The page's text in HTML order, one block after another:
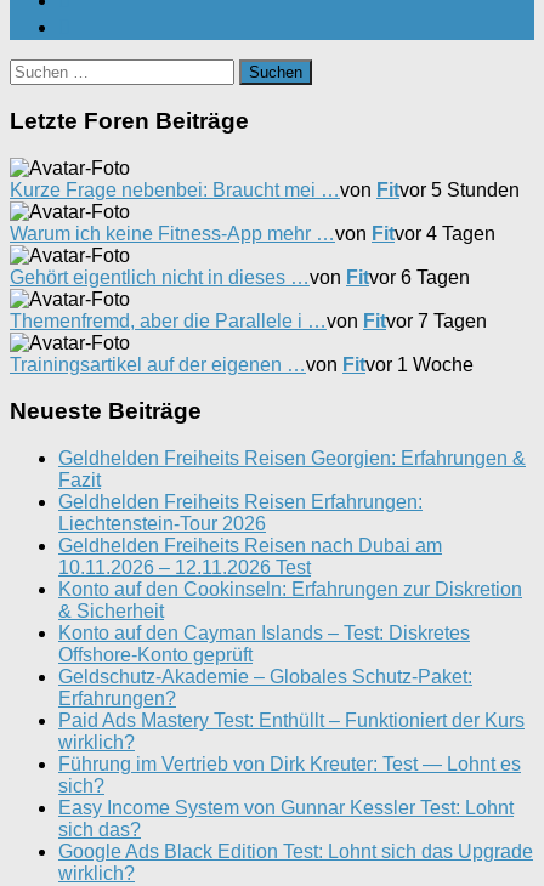
Suchen
nach:
Letzte Foren Beiträge
Kurze Frage nebenbei: Braucht mei …von Fitvor 5 Stunden
Warum ich keine Fitness-App mehr …von Fitvor 4 Tagen
Gehört eigentlich nicht in dieses …von Fitvor 6 Tagen
Themenfremd, aber die Parallele i …von Fitvor 7 Tagen
Trainingsartikel auf der eigenen …von Fitvor 1 Woche
Neueste Beiträge
Geldhelden Freiheits Reisen Georgien: Erfahrungen &
Fazit
Geldhelden Freiheits Reisen Erfahrungen:
Liechtenstein-Tour 2026
Geldhelden Freiheits Reisen nach Dubai am
10.11.2026 – 12.11.2026 Test
Konto auf den Cookinseln: Erfahrungen zur Diskretion
& Sicherheit
Konto auf den Cayman Islands – Test: Diskretes
Offshore-Konto geprüft
Geldschutz-Akademie – Globales Schutz-Paket:
Erfahrungen?
Paid Ads Mastery Test: Enthüllt – Funktioniert der Kurs
wirklich?
Führung im Vertrieb von Dirk Kreuter: Test — Lohnt es
sich?
Easy Income System von Gunnar Kessler Test: Lohnt
sich das?
Google Ads Black Edition Test: Lohnt sich das Upgrade
wirklich?